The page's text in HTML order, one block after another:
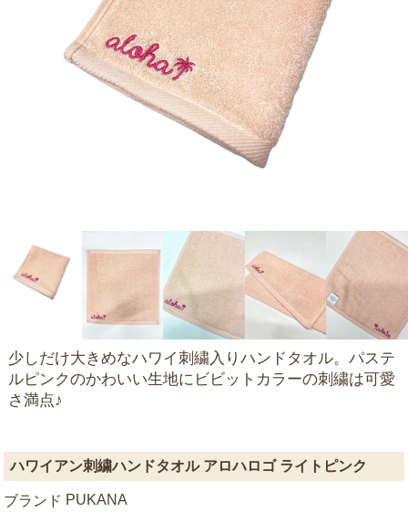
少しだけ大きめなハワイ刺繍入りハンドタオル。パステ
ルピンクのかわいい生地にビビットカラーの刺繍は可愛
さ満点♪
ハワイアン刺繍ハンドタオル アロハロゴ ライトピンク
ブランド PUKANA